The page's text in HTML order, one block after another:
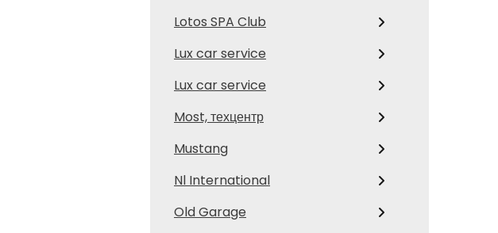
Lotos SPA Club
Lux car service
Lux car service
Most, техцентр
Mustang
Nl International
Old Garage